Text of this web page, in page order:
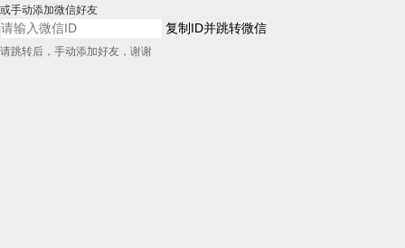
或手动添加微信好友
复制ID并跳转微信
请跳转后，手动添加好友，谢谢